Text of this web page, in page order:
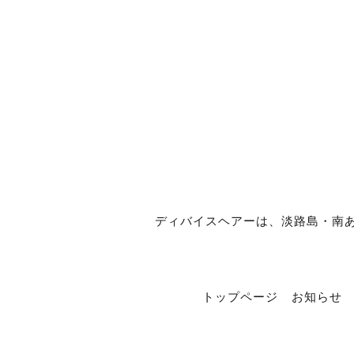
ディバイスヘアーは、淡路島・南
トップページ お知らせ